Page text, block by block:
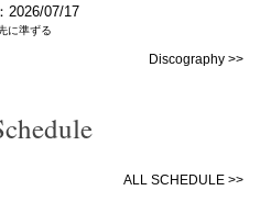
2026/07/17
に準ずる
Discography >>
ALL SCHEDULE >>